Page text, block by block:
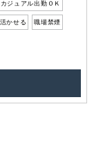
カジュアル出勤ＯＫ
かせる 職場禁煙